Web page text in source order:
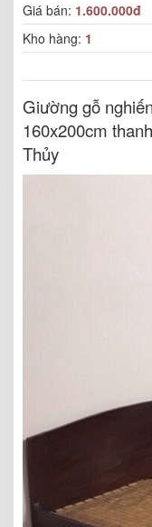
Giá bán: 1.600.000đ
Kho hàng: 1
Giường gỗ
160x200cm
Thủy